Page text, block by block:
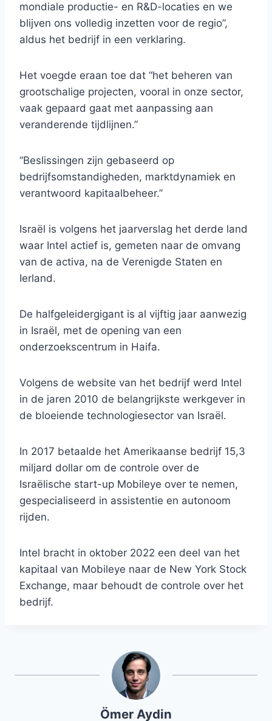
mondiale productie- en R&D-locaties en we
blijven ons volledig inzetten voor de regio”,
aldus het bedrijf in een verklaring.
Het voegde eraan toe dat “het beheren van
grootschalige projecten, vooral in onze sector,
vaak gepaard gaat met aanpassing aan
veranderende tijdlijnen.”
“Beslissingen zijn gebaseerd op
bedrijfsomstandigheden, marktdynamiek en
verantwoord kapitaalbeheer.”
Israël is volgens het jaarverslag het derde land
waar Intel actief is, gemeten naar de omvang
van de activa, na de Verenigde Staten en
Ierland.
De halfgeleidergigant is al vijftig jaar aanwezig
in Israël, met de opening van een
onderzoekscentrum in Haifa.
Volgens de website van het bedrijf werd Intel
in de jaren 2010 de belangrijkste werkgever in
de bloeiende technologiesector van Israël.
In 2017 betaalde het Amerikaanse bedrijf 15,3
miljard dollar om de controle over de
Israëlische start-up Mobileye over te nemen,
gespecialiseerd in assistentie en autonoom
rijden.
Intel bracht in oktober 2022 een deel van het
kapitaal van Mobileye naar de New York Stock
Exchange, maar behoudt de controle over het
bedrijf.
Ömer Aydin